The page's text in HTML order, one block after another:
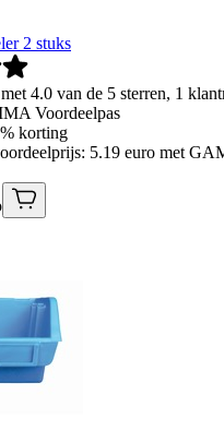
2 stuks
4.0 van de 5 sterren, 1
Voordeelpas
korting
5.19 euro met